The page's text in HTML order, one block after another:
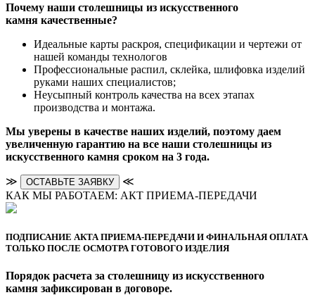
Почему наши столешницы из искусственного
камня качественные?
Идеальные карты раскроя, спецификации и чертежи от
нашей команды технологов
Профессиональные распил, склейка, шлифовка изделий
руками наших специалистов;
Неусыпный контроль качества на всех этапах
производства и монтажа.
Мы уверены в качестве наших изделий, поэтому даем
увеличенную гарантию на все наши столешницы из
искусственного камня сроком на 3 года.
≫ ОСТАВЬТЕ ЗАЯВКУ
≪
КАК МЫ РАБОТАЕМ: АКТ ПРИЕМА-ПЕРЕДАЧИ
ПОДПИСАНИЕ АКТА ПРИЕМА-ПЕРЕДАЧИ И ФИНАЛЬНАЯ ОПЛАТА
ТОЛЬКО ПОСЛЕ ОСМОТРА ГОТОВОГО ИЗДЕЛИЯ
Порядок расчета за столешницу из искусственного
камня зафиксирован в договоре.